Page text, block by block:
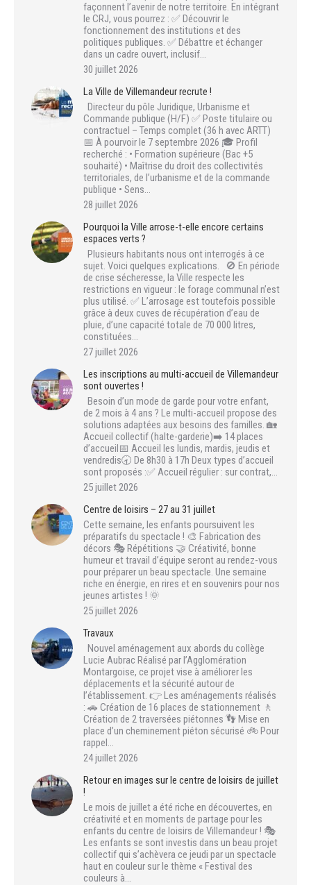
façonnent l’avenir de notre territoire. En intégrant
le CRJ, vous pourrez : ✅ Découvrir le
fonctionnement des institutions et des
politiques publiques. ✅ Débattre et échanger
dans un cadre ouvert, inclusif…
30 juillet 2026
La Ville de Villemandeur recrute !
Directeur du pôle Juridique, Urbanisme et
Commande publique (H/F) ✅ Poste titulaire ou
contractuel – Temps complet (36 h avec ARTT)
📅 À pourvoir le 7 septembre 2026 🎓 Profil
recherché : • Formation supérieure (Bac +5
souhaité) • Maîtrise du droit des collectivités
territoriales, de l’urbanisme et de la commande
publique • Sens…
28 juillet 2026
Pourquoi la Ville arrose-t-elle encore certains
espaces verts ?
Plusieurs habitants nous ont interrogés à ce
sujet. Voici quelques explications. 🚫 En période
de crise sécheresse, la Ville respecte les
restrictions en vigueur : le forage communal n’est
plus utilisé. ✅ L’arrosage est toutefois possible
grâce à deux cuves de récupération d’eau de
pluie, d’une capacité totale de 70 000 litres,
constituées…
27 juillet 2026
Les inscriptions au multi-accueil de Villemandeur
sont ouvertes !
Besoin d’un mode de garde pour votre enfant,
de 2 mois à 4 ans ? Le multi-accueil propose des
solutions adaptées aux besoins des familles. 🏡
Accueil collectif (halte-garderie)➡️ 14 places
d’accueil📅 Accueil les lundis, mardis, jeudis et
vendredis🕣 De 8h30 à 17h Deux types d’accueil
sont proposés :✅ Accueil régulier : sur contrat,…
25 juillet 2026
Centre de loisirs – 27 au 31 juillet
Cette semaine, les enfants poursuivent les
préparatifs du spectacle ! 🎨 Fabrication des
décors 🎭 Répétitions 🤝 Créativité, bonne
humeur et travail d’équipe seront au rendez-vous
pour préparer un beau spectacle. Une semaine
riche en énergie, en rires et en souvenirs pour nos
jeunes artistes ! 🌞
25 juillet 2026
Travaux
Nouvel aménagement aux abords du collège
Lucie Aubrac Réalisé par l’Agglomération
Montargoise, ce projet vise à améliorer les
déplacements et la sécurité autour de
l’établissement. 👉 Les aménagements réalisés
: 🚗 Création de 16 places de stationnement 🚶
Création de 2 traversées piétonnes 👣 Mise en
place d’un cheminement piéton sécurisé 🚲 Pour
rappel…
24 juillet 2026
Retour en images sur le centre de loisirs de juillet
!
Le mois de juillet a été riche en découvertes, en
créativité et en moments de partage pour les
enfants du centre de loisirs de Villemandeur ! 🎭
Les enfants se sont investis dans un beau projet
collectif qui s’achèvera ce jeudi par un spectacle
haut en couleur sur le thème « Festival des
couleurs à…